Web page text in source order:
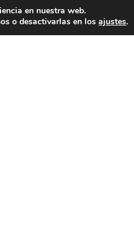
en nuestra web.
o desactivarlas en losajustes.